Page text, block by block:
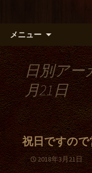
メニュー
日別アー
月21日
祝日ですの
2018年3月21日